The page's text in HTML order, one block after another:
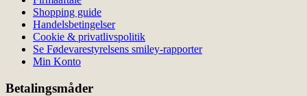
Shopping guide
Handelsbetingelser
Cookie & privatlivspolitik
Se Fødevarestyrelsens smiley-rapporter
Min Konto
Betalingsmåder